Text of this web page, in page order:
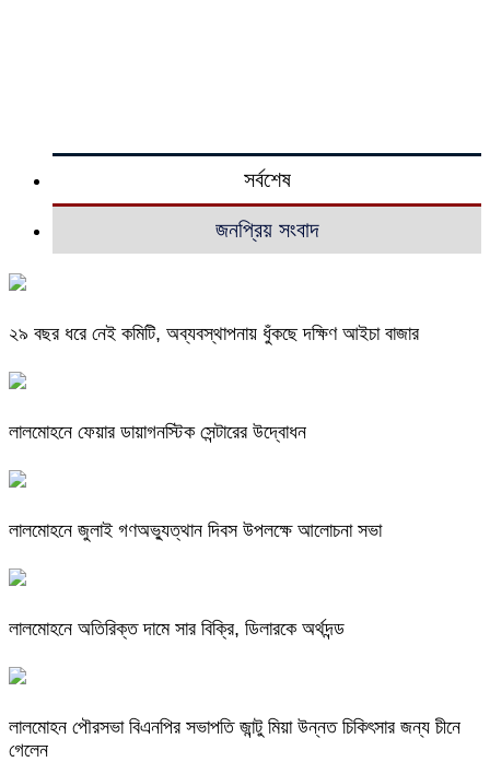
সর্বশেষ
জনপ্রিয় সংবাদ
২৯ বছর ধরে নেই কমিটি, অব্যবস্থাপনায় ধুঁকছে দক্ষিণ আইচা বাজার
লালমোহনে ফেয়ার ডায়াগনস্টিক সেন্টারের উদ্বোধন
লালমোহনে জুলাই গণঅভ্যুত্থান দিবস উপলক্ষে আলোচনা সভা
লালমোহনে অতিরিক্ত দামে সার বিক্রি, ডিলারকে অর্থদন্ড
লালমোহন পৌরসভা বিএনপির সভাপতি জান্টু মিয়া উন্নত চিকিৎসার জন্য চীনে
গেলেন